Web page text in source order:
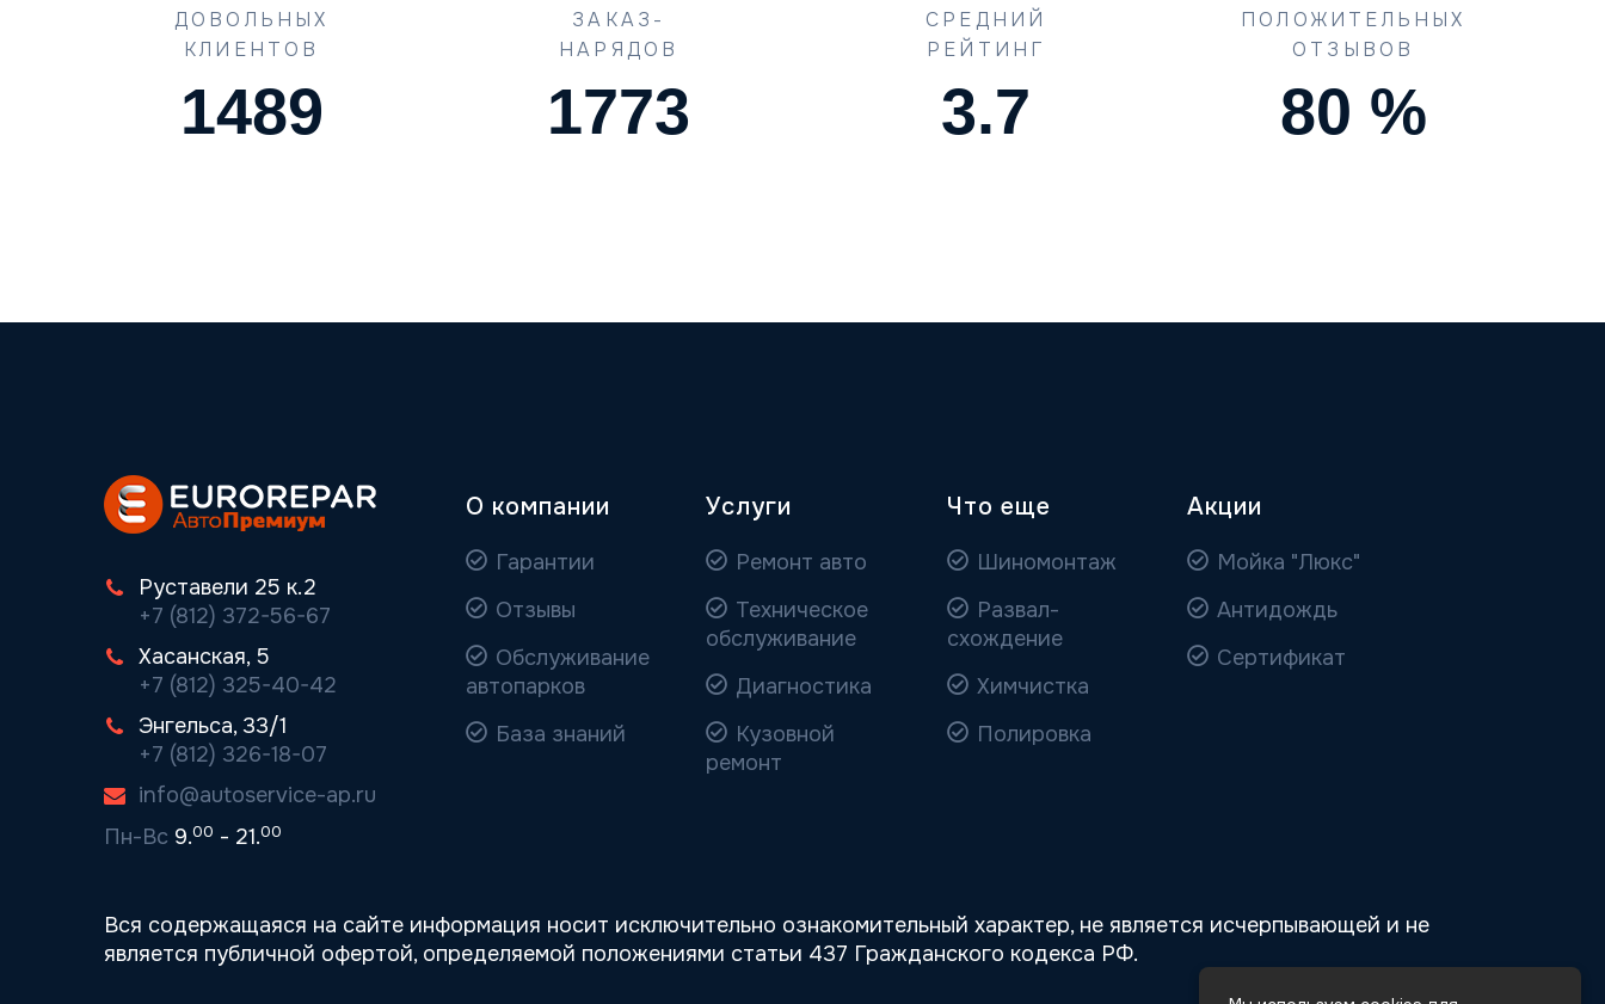
ДОВОЛЬНЫХ
КЛИЕНТОВ
1489
ЗАКАЗ-
НАРЯДОВ
1773
СРЕДНИЙ
РЕЙТИНГ
4.5
ПОЛОЖИТЕЛЬНЫХ
ОТЗЫВОВ
90 %
Руставели 25 к.2
+7 (812) 372-56-67
Хасанская, 5
+7 (812) 325-40-42
Энгельса, 33/1
+7 (812) 326-18-07
info@autoservice-ap.ru
Пн-Вс 9.00 - 21.00
О компании
Гарантии
Отзывы
Обслуживание
автопарков
База знаний
Услуги
Ремонт авто
Техническое
обслуживание
Диагностика
Кузовной
ремонт
Что еще
Шиномонтаж
Развал-
схождение
Химчистка
Полировка
Акции
Мойка "Люкс"
Антидождь
Сертификат
Вся содержащаяся на сайте информация носит исключительно ознакомительный характер, не является исчерпывающей и не
является публичной офертой, определяемой положениями статьи 437 Гражданского кодекса РФ.